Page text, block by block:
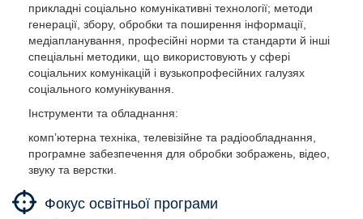
прикладні соціально комунікативні технології; методи
генерації, збору, обробки та поширення інформації,
медіапланування, професійні норми та стандарти й інші
спеціальні методики, що використовують у сфері
соціальних комунікацій і вузькопрофесійних галузях
соціального комунікування.
Інструменти та обладнання:
комп’ютерна техніка, телевізійне та радіообладнання,
програмне забезпечення для обробки зображень, відео,
звуку та верстки.
Фокус освітньої програми